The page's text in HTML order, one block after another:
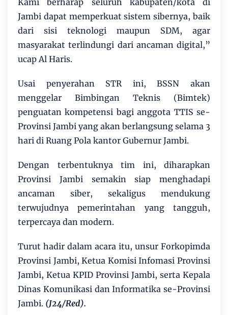
Jambi dapat memperkuat sistem sibernya, baik
dari sisi teknologi maupun SDM, agar
masyarakat terlindungi dari ancaman digital,”
ucap Al Haris.
Usai penyerahan STR ini, BSSN akan
menggelar Bimbingan Teknis (Bimtek)
penguatan kompetensi bagi anggota TTIS se-
Provinsi Jambi yang akan berlangsung selama 3
hari di Ruang Pola kantor Gubernur Jambi.
Dengan terbentuknya tim ini, diharapkan
Provinsi Jambi semakin siap menghadapi
ancaman siber, sekaligus mendukung
terwujudnya pemerintahan yang tangguh,
terpercaya dan modern.
Turut hadir dalam acara itu, unsur Forkopimda
Provinsi Jambi, Ketua Komisi Infomasi Provinsi
Jambi, Ketua KPID Provinsi Jambi, serta Kepala
Dinas Komunikasi dan Informatika se-Provinsi
Jambi. (J24/Red).